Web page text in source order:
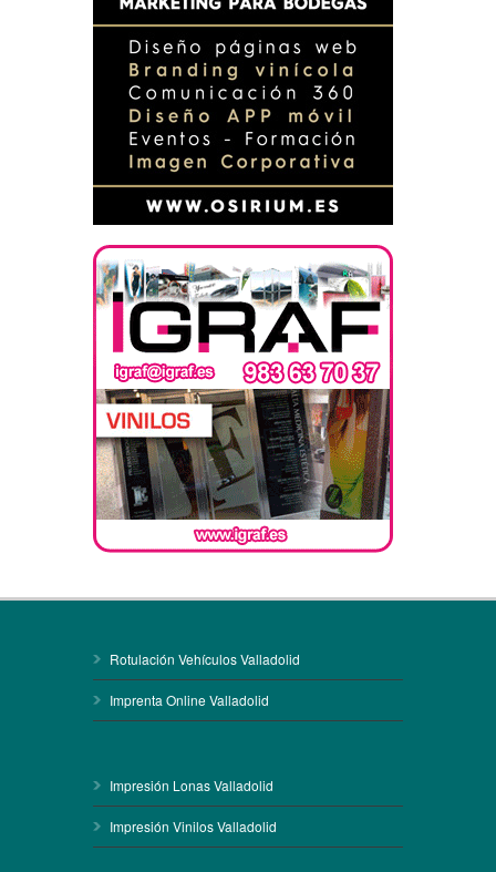
Rotulación Vehículos Valladolid
Imprenta Online Valladolid
Impresión Lonas Valladolid
Impresión Vinilos Valladolid